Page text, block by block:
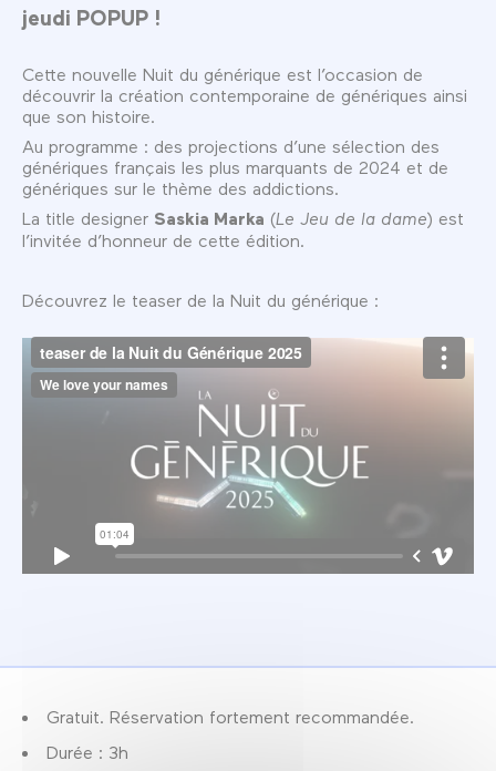
jeudi POPUP !
Cette nouvelle Nuit du générique est l’occasion de
découvrir la création contemporaine de génériques ainsi
que son histoire.
Au programme : des projections d’une sélection des
génériques français les plus marquants de 2024 et de
génériques sur le thème des addictions.
La title designer Saskia Marka (Le Jeu de la dame) est
l’invitée d’honneur de cette édition.
Découvrez le teaser de la Nuit du générique :
Gratuit. Réservation fortement recommandée.
Durée : 3h